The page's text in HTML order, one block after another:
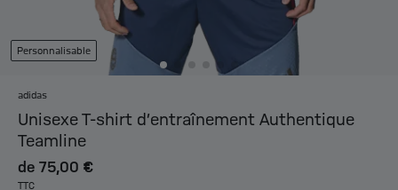
Personnalisable
adidas
Unisexe T-shirt d’entraînement Authentique
Teamline
de 75,00 €
TTC